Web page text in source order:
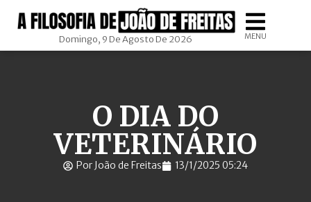
Domingo, 9 De Agosto De 2026 MENU
O DIA DO
VETERINÁRIO
Por João de Freitas 13/1/2025 05:24